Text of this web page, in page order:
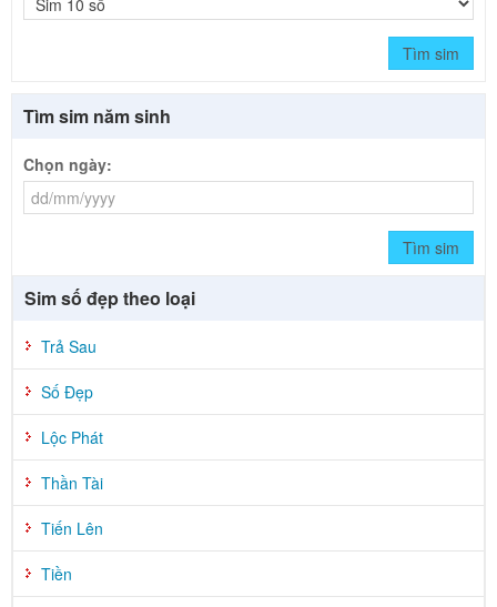
Tìm sim
Tìm sim năm sinh
Chọn ngày:
Tìm sim
Sim số đẹp theo loại
Trả Sau
Số Đẹp
Lộc Phát
Thần Tài
Tiến Lên
Tiền